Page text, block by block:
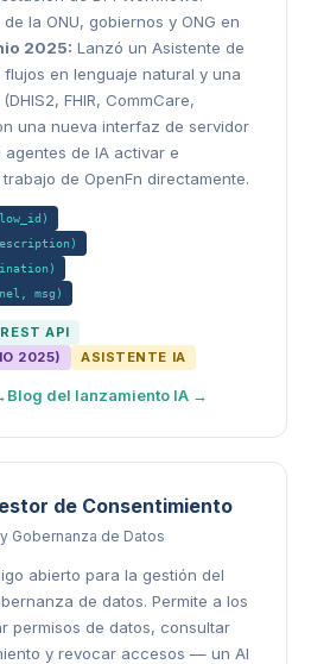
la ONU, gobiernos y ONG en
2025: Lanzó un Asistente de
en lenguaje natural y una
FHIR, CommCare,
una nueva interfaz de servidor
agentes de IA activar e
de OpenFn directamente.
msg)
REST API
2025)
ASISTENTE IA
Blog del lanzamiento IA →
de Consentimiento
Gobernanza de Datos
abierto para la gestión del
de datos. Permite a los
permisos de datos, consultar
y revocar accesos — un AI